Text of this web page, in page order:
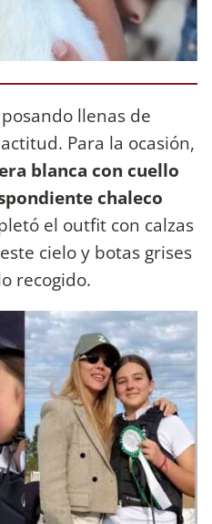
llenas de
Para la ocasión,
blanca con cuello
chaleco
el outfit con calzas
cielo y botas grises
recogido.